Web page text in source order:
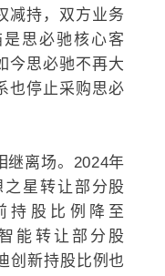
减持，双方业务
思必驰核心客
今思必驰不再大
也停止采购思必
继离场。2024年
星转让部分股
持股比例降至
能转让部分股
创新持股比例也